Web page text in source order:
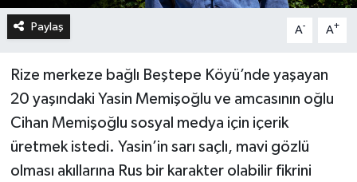
Paylaş A- A+
Rize merkeze bağlı Beştepe Köyü’nde yaşayan
20 yaşındaki Yasin Memişoğlu ve amcasının oğlu
Cihan Memişoğlu sosyal medya için içerik
üretmek istedi. Yasin’in sarı saçlı, mavi gözlü
olması akıllarına Rus bir karakter olabilir fikrini